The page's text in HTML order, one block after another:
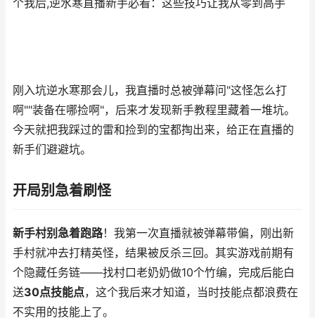
个我后,逆水寒直播新手必看：这些技巧让我从零到高手
刚入坑逆水寒那会儿，我直播时总被弹幕问"这怪怎么打
啊""装备在哪捡啊"，后来才发现新手教程里藏着一堆坑。
今天就把我踩过的雷和捡到的宝都掏出来，给正在直播的
新手们避避坑。
开局别急着刷怪
新手村别急着跑路！我第一次直播就被弹幕带偏，刚出新
手村就冲去打精英怪，结果被反杀三回。其实游戏前期有
个隐藏任务链——找村口老奶奶做10个竹编，完成后能白
送30点技能点，这个我后来才知道，当时技能点都浪费在
不实用的技能上了。